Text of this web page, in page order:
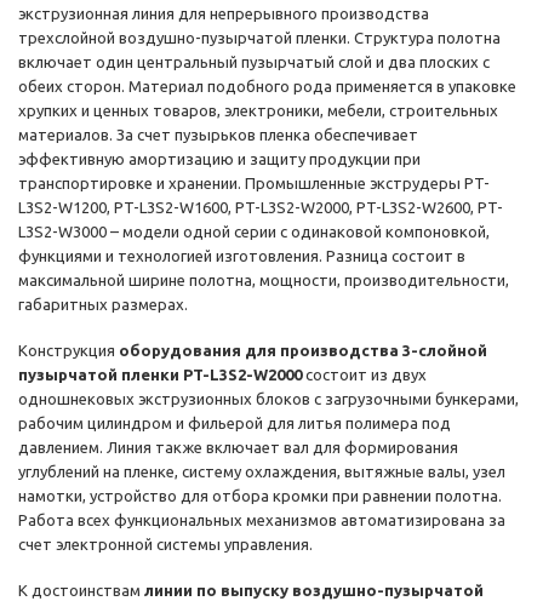
экструзионная линия для непрерывного производства
трехслойной воздушно-пузырчатой пленки. Структура полотна
включает один центральный пузырчатый слой и два плоских с
обеих сторон. Материал подобного рода применяется в упаковке
хрупких и ценных товаров, электроники, мебели, строительных
материалов. За счет пузырьков пленка обеспечивает
эффективную амортизацию и защиту продукции при
транспортировке и хранении. Промышленные экструдеры PT-
L3S2-W1200, PT-L3S2-W1600, PT-L3S2-W2000, PT-L3S2-W2600, PT-
L3S2-W3000 – модели одной серии с одинаковой компоновкой,
функциями и технологией изготовления. Разница состоит в
максимальной ширине полотна, мощности, производительности,
габаритных размерах.
Конструкция оборудования для производства 3-слойной
пузырчатой пленки PT-L3S2-W2000состоит из двух
одношнековых экструзионных блоков с загрузочными бункерами,
рабочим цилиндром и фильерой для литья полимера под
давлением. Линия также включает вал для формирования
углублений на пленке, систему охлаждения, вытяжные валы, узел
намотки, устройство для отбора кромки при равнении полотна.
Работа всех функциональных механизмов автоматизирована за
счет электронной системы управления.
К достоинствам линии по выпуску воздушно-пузырчатой